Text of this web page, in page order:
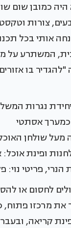
כמובן שום
צורות
אותי בכל
המשתרע על
בו
נגרות
כמערך אסתטי
מעל שולחן
ופינת
פריטי נוי:
לחסום או
את מרכזו
קריאה,